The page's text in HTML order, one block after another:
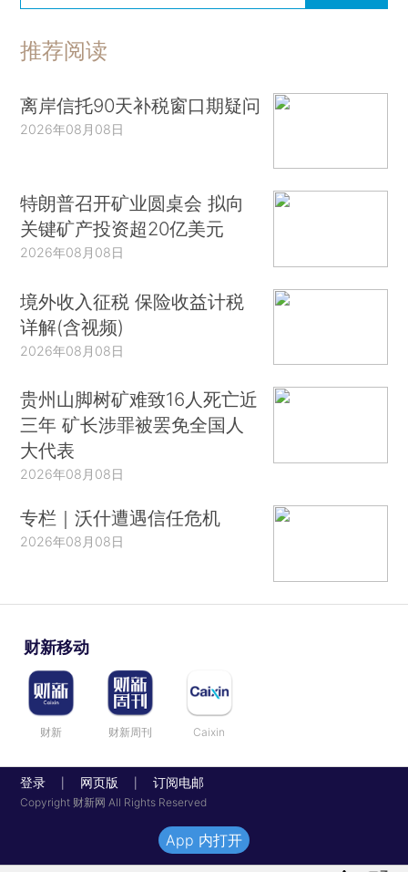
推荐阅读
离岸信托90天补税窗口期疑问
2026年08月08日
特朗普召开矿业圆桌会 拟向
关键矿产投资超20亿美元
2026年08月08日
境外收入征税 保险收益计税
详解(含视频)
2026年08月08日
贵州山脚树矿难致16人死亡近
三年 矿长涉罪被罢免全国人
大代表
2026年08月08日
专栏｜沃什遭遇信任危机
2026年08月08日
财新移动
财新 财新周刊 Caixin
登录 网页版 订阅电邮
Copyright 财新网 All Rights Reserved
App 内打开